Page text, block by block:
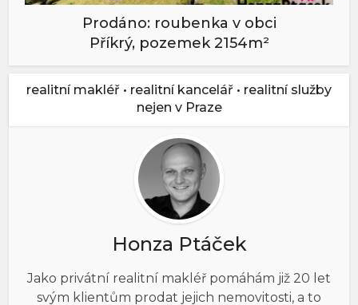
Prodáno: roubenka v obci
Příkrý, pozemek 2154m²
realitní makléř • realitní kancelář • realitní služby
nejen v Praze
Honza Ptáček
Jako privátní realitní makléř pomáhám již 20 let
svým klientům prodat jejich nemovitosti, a to